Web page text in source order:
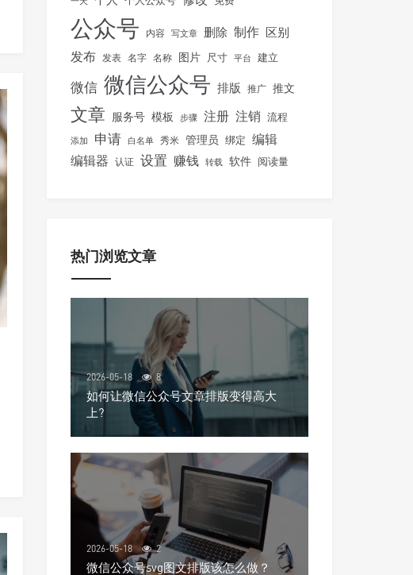
公众号 内容 写文章 删除 制作 区别
发布 发表 名字 名称 图片 尺寸 平台 建立
微信 微信公众号 排版 推广 推文
文章 服务号 模板 步骤 注册 注销 流程
添加 申请 白名单 秀米 管理员 绑定 编辑
编辑器
认证 设置 赚钱 转载 软件 阅读量
热门浏览文章
2026-05-18 8
如何让微信公众号文章排版变得高大
上?
2026-05-18 2
微信公众号svg图文排版该怎么做？